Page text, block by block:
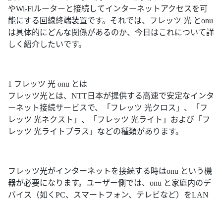
やWi-Fiルーターと接続してインターネットアクセスを可
能にする回線終端装置です。それでは、フレッツ 光 とonu
は具体的にどんな関係があるのか、今日はこれについて詳
しく紹介したいです。
1 フレッツ 光 onu とは
フレッツ光とは、NTT日本が提供する高速で安定なインタ
ーネット接続サービスで、「フレッツ 光クロス」、「フ
レッツ 光ネクスト」、「フレッツ 光ライト」および「フ
レッツ 光ライトプラス」などの種類があります。
フレッツ光がインターネットを接続する時はonu という機
器が必要になります。ユーザー側では、onu と家庭内のデ
バイス（如くPC、スマートフォン、テレビなど）をLAN